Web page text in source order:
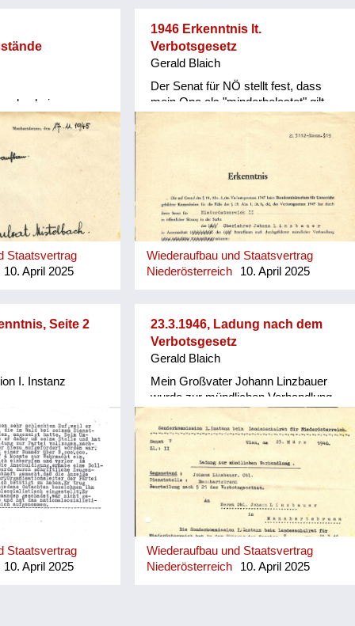
bei
vernichtet
Staatsvertrag
10. April 2025
1946 Erkenntnis lt.
Verbotsgesetz
Gerald Blaich
Der Senat für NÖ stellt fest, dass
mein Opa als "minderbelastet" gilt
Wiederaufbau und Staatsvertrag
Niederösterreich
10. April 2025
Seite 2
I. Instanz
Staatsvertrag
10. April 2025
23.3.1946, Ladung nach dem
Verbotsgesetz
Gerald Blaich
Mein Großvater Johann Linzbauer
wurde zur mündlichen Verhandlung
vor die Sonderkommission I. Instanz
beim Landeschulrat im Zuge der
Entnazifizierungsgesetze geladen.
Wiederaufbau und Staatsvertrag
Niederösterreich
10. April 2025